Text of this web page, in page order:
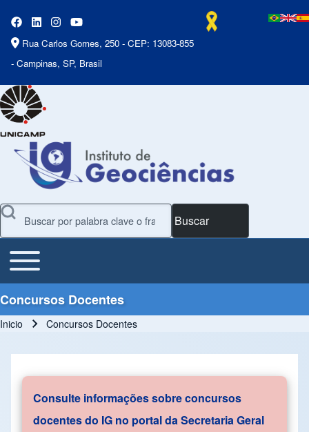
Rua Carlos Gomes, 250 - CEP: 13083-855
- Campinas, SP, Brasil
Buscar
Main Menu
Toggle main menu
Concursos Docentes
Inicio Concursos Docentes
Consulte informações sobre concursos
docentes do IG no portal da Secretaria Geral